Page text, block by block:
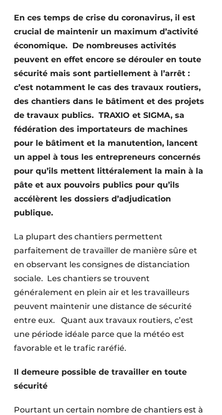
Video’s
Construction bois
Contrôle d’accès
Éclairage
Fondations
Façades
Géotextiles
Infrastructures souterraines et égouttage
Protection solaire
Rénovation
Sécurité incendie
Techniques ferroviaires
Travaux ferroviaires
En ces temps de crise du coronavirus, il est
crucial de maintenir un maximum d’activité
économique. De nombreuses activités
peuvent en effet encore se dérouler en toute
sécurité mais sont partiellement à l’arrêt :
c’est notamment le cas des travaux routiers,
des chantiers dans le bâtiment et des projets
de travaux publics. TRAXIO et SIGMA, sa
fédération des importateurs de machines
pour le bâtiment et la manutention, lancent
un appel à tous les entrepreneurs concernés
pour qu’ils mettent littéralement la main à la
pâte et aux pouvoirs publics pour qu’ils
accélèrent les dossiers d’adjudication
publique.
La plupart des chantiers permettent
parfaitement de travailler de manière sûre et
en observant les consignes de distanciation
sociale. Les chantiers se trouvent
généralement en plein air et les travailleurs
peuvent maintenir une distance de sécurité
entre eux. Quant aux travaux routiers, c’est
une période idéale parce que la météo est
favorable et le trafic raréfié.
Il demeure possible de travailler en toute
sécurité
Pourtant un certain nombre de chantiers est à